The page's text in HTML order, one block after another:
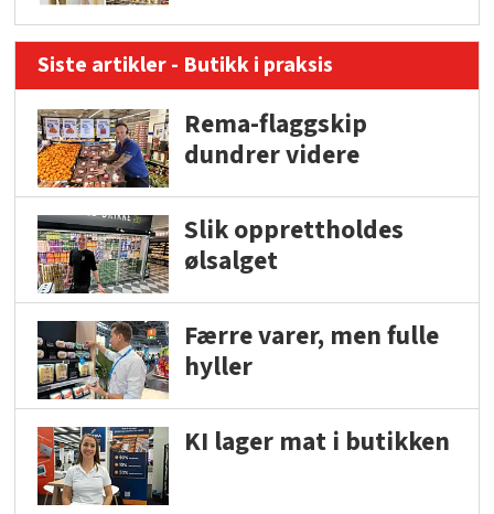
Siste artikler - Butikk i praksis
Rema-flaggskip
dundrer videre
Slik opprettholdes
ølsalget
Færre varer, men fulle
hyller
KI lager mat i butikken